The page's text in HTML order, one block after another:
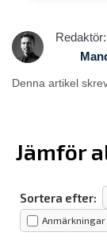
Redaktör:
Denna artikel
Jämför
Sortera efter:
Anmärkningar